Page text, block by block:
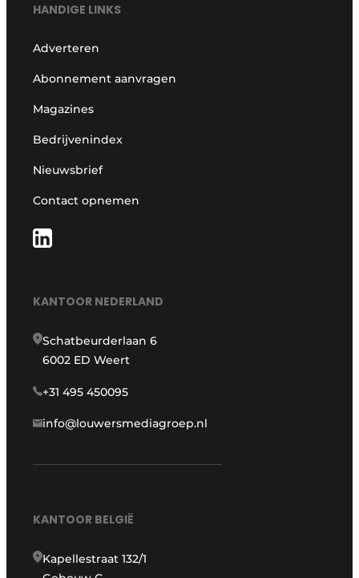
HANDIGE LINKS
Adverteren
Abonnement aanvragen
Magazines
Bedrijvenindex
Nieuwsbrief
Contact opnemen
KANTOOR NEDERLAND
Schatbeurderlaan 6
6002 ED Weert
+31 495 450095
info@louwersmediagroep.nl
KANTOOR BELGIË
Kapellestraat 132/1